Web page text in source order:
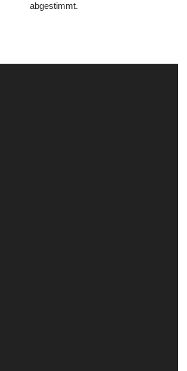
abgestimmt.